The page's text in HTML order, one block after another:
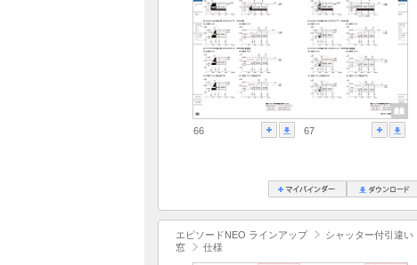
66 67
エピソードNEO ラインアップ
シャッター付引違い
窓
仕様